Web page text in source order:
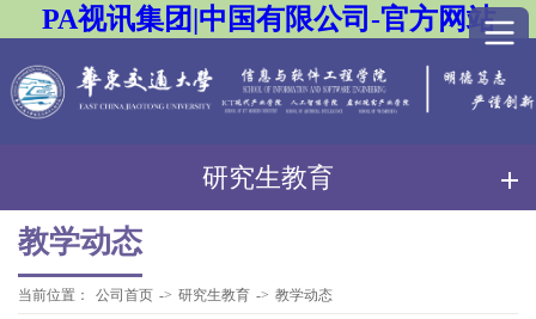
PA视讯集团|中国有限公司-官方网站
研究生教育
教学动态
当前位置： 公司首页 -> 研究生教育 -> 教学动态